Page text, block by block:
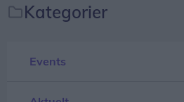
Kategorier
Events